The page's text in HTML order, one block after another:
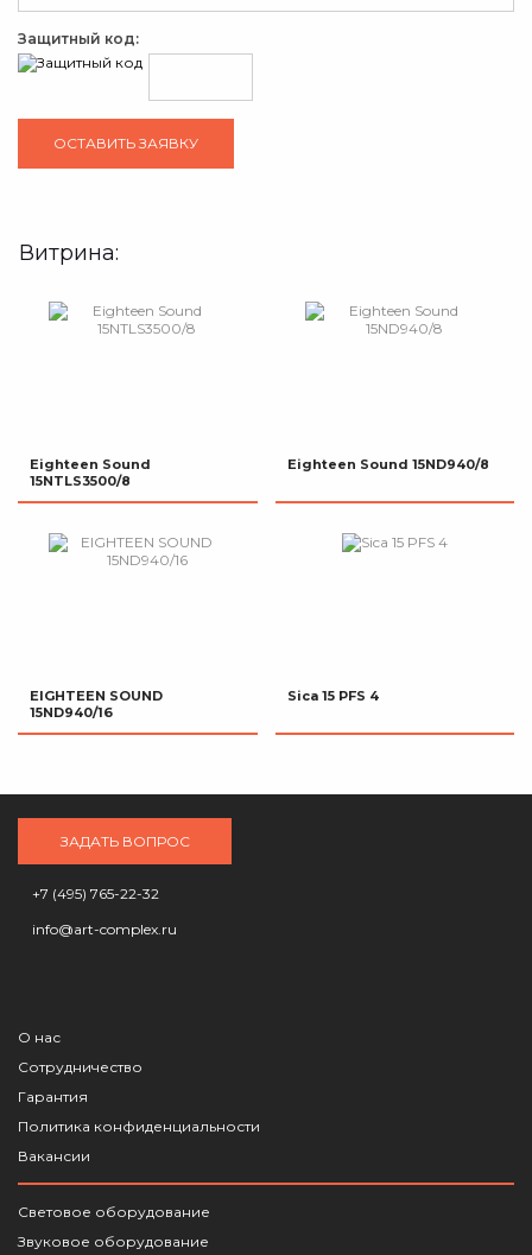
Защитный код:
Витрина:
Eighteen Sound
15NTLS3500/8
Eighteen Sound 15ND940/8
EIGHTEEN SOUND
15ND940/16
Sica 15 PFS 4
ЗАДАТЬ ВОПРОС
+7 (495) 765-22-32
info@art-complex.ru
О нас
Сотрудничество
Гарантия
Политика конфиденциальности
Вакансии
Световое оборудование
Звуковое оборудование